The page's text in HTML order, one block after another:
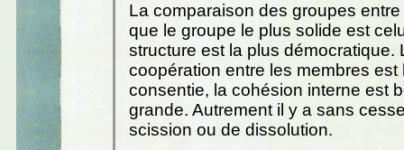
La comparaison des groupes
que le groupe le plus solide est
structure est la plus démocratique.
coopération entre les membres est
consentie, la cohésion interne est
grande. Autrement il y a sans
scission ou de dissolution.